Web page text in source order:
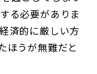
る必要がありま
済的に厳しい方
ほうが無難だと